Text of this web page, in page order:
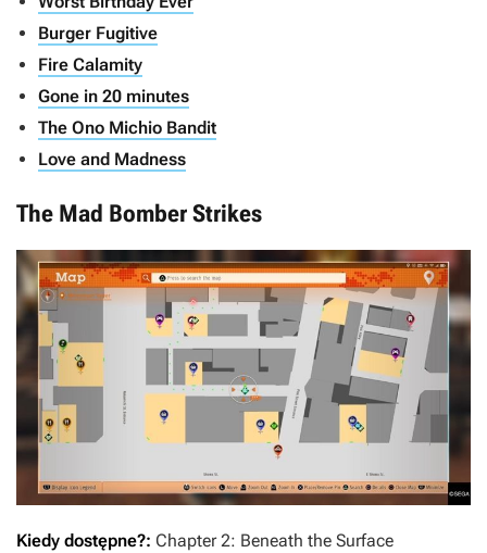
Burger Fugitive
Fire Calamity
Gone in 20 minutes
The Ono Michio Bandit
Love and Madness
The Mad Bomber Strikes
Kiedy dostępne?: Chapter 2: Beneath the Surface